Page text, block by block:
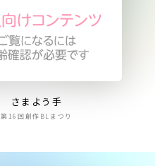
さまよう手
第16回創作BLまつり